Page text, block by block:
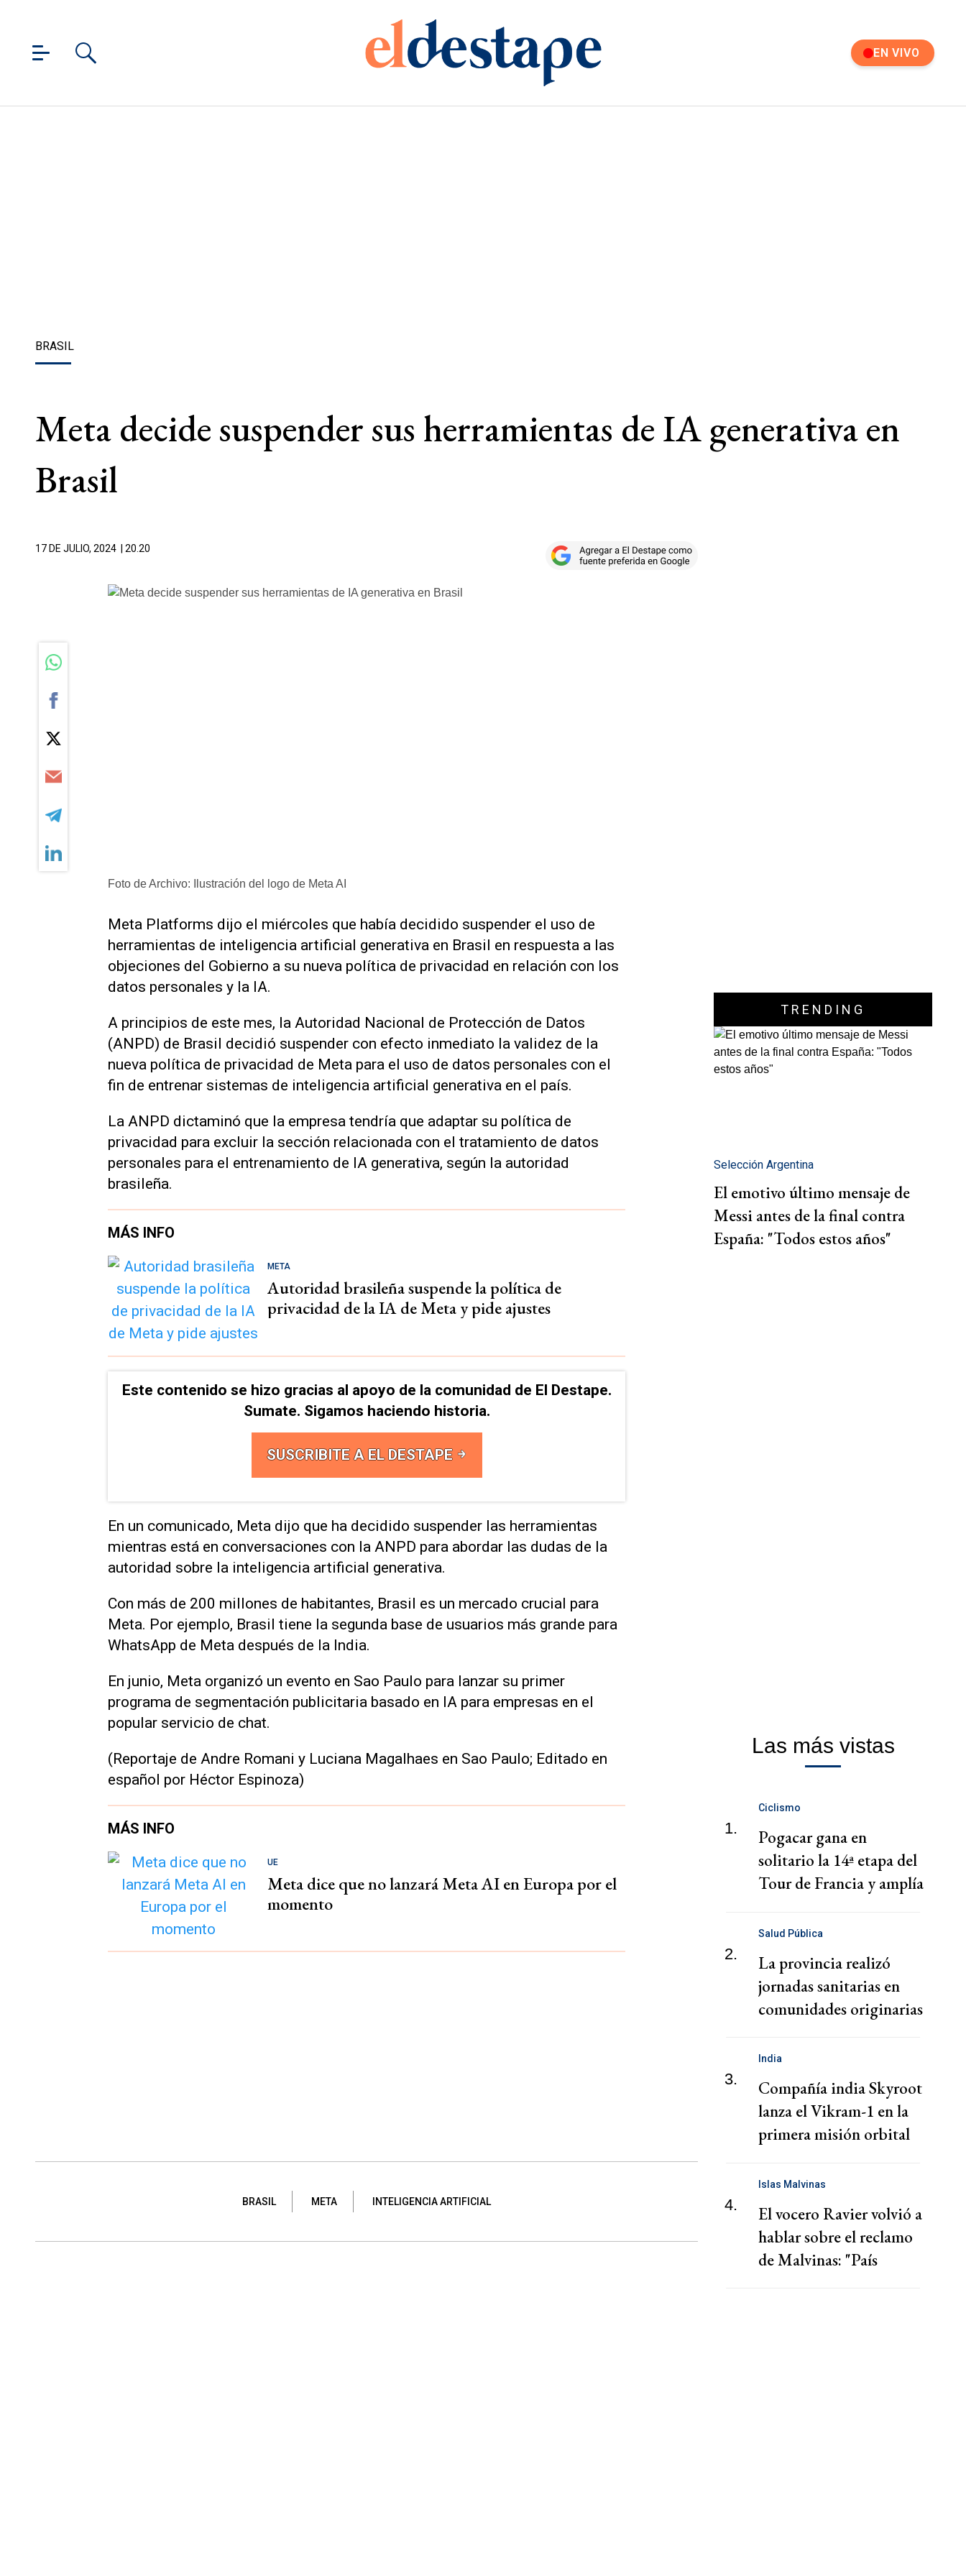
EN VIVO
BRASIL
Meta decide suspender sus herramientas de IA generativa en
Brasil
17 DE JULIO, 2024 | 20.20
Foto de Archivo: Ilustración del logo de Meta AI
Meta Platforms dijo el miércoles que había decidido suspender el uso de
herramientas de inteligencia artificial generativa en Brasil en respuesta a las
objeciones del Gobierno a su nueva política de privacidad en relación con los
datos personales y la IA.
A principios de este mes, la Autoridad Nacional de Protección de Datos
(ANPD) de Brasil decidió suspender con efecto inmediato la validez de la
nueva política de privacidad de Meta para el uso de datos personales con el
fin de entrenar sistemas de inteligencia artificial generativa en el país.
La ANPD dictaminó que la empresa tendría que adaptar su política de
privacidad para excluir la sección relacionada con el tratamiento de datos
personales para el entrenamiento de IA generativa, según la autoridad
brasileña.
MÁS INFO
META
Autoridad brasileña suspende la política de
privacidad de la IA de Meta y pide ajustes
Este contenido se hizo gracias al apoyo de la comunidad de El Destape.
Sumate. Sigamos haciendo historia.
SUSCRIBITE A EL DESTAPE
En un comunicado, Meta dijo que ha decidido suspender las herramientas
mientras está en conversaciones con la ANPD para abordar las dudas de la
autoridad sobre la inteligencia artificial generativa.
Con más de 200 millones de habitantes, Brasil es un mercado crucial para
Meta. Por ejemplo, Brasil tiene la segunda base de usuarios más grande para
WhatsApp de Meta después de la India.
En junio, Meta organizó un evento en Sao Paulo para lanzar su primer
programa de segmentación publicitaria basado en IA para empresas en el
popular servicio de chat.
(Reportaje de Andre Romani y Luciana Magalhaes en Sao Paulo; Editado en
español por Héctor Espinoza)
MÁS INFO
UE
Meta dice que no lanzará Meta AI en Europa por el
momento
BRASIL META INTELIGENCIA ARTIFICIAL
TRENDING
Selección Argentina
El emotivo último mensaje de
Messi antes de la final contra
España: "Todos estos años"
Las más vistas
1.
Ciclismo
Pogacar gana en
solitario la 14ª etapa del
Tour de Francia y amplía
2.
Salud Pública
La provincia realizó
jornadas sanitarias en
comunidades originarias
3.
India
Compañía india Skyroot
lanza el Vikram-1 en la
primera misión orbital
4.
Islas Malvinas
El vocero Ravier volvió a
hablar sobre el reclamo
de Malvinas: "País